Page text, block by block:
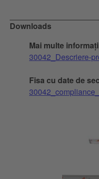
Downloads
Mai multe
30042_Descriere-
Fisa cu date de